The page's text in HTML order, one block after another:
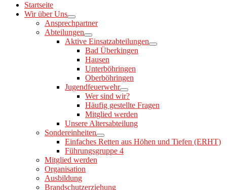
Startseite
Wir über Uns
Ansprechpartner
Abteilungen
Aktive Einsatzabteilungen
Bad Überkingen
Hausen
Unterböhringen
Oberböhringen
Jugendfeuerwehr
Wer sind wir?
Häufig gestellte Fragen
Mitglied werden
Unsere Altersabteilung
Sondereinheiten
Einfaches Retten aus Höhen und Tiefen (ERHT)
Führungsgruppe 4
Mitglied werden
Organisation
Ausbildung
Brandschutzerziehung